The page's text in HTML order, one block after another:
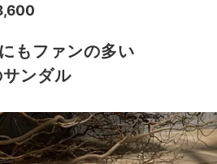
もファンの多い
ンダル